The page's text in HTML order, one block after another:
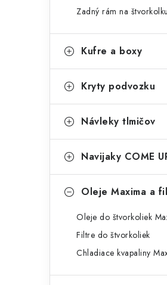
Zadný rám na štvorkolku
Kufre a boxy
Kryty podvozku
Návleky tlmičov
Navijaky COME
Oleje Maxima a
Oleje do štvorkoliek
Filtre do štvorkoliek
Chladiace kvapaliny